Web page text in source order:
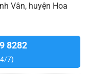
Vân, huyện Hoa
8282
7)